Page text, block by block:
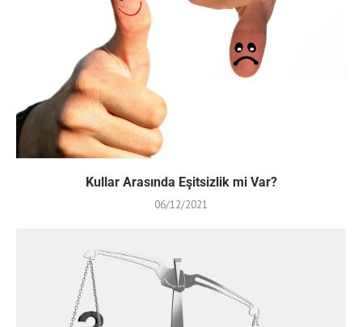
Kullar Arasında Eşitsizlik mi Var?
06/12/2021